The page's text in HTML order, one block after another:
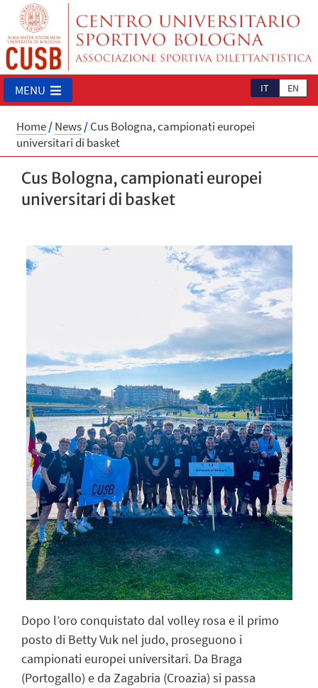
IT EN
MENU
Home/News/Cus Bologna, campionati europei
universitari di basket
Cus Bologna, campionati europei
universitari di basket
Dopo l’oro conquistato dal volley rosa e il primo
posto di Betty Vuk nel judo, proseguono i
campionati europei universitari. Da Braga
(Portogallo) e da Zagabria (Croazia) si passa